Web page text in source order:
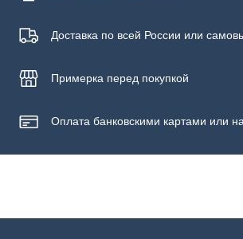
Доставка по всей России или
Примерка перед покупкой
Оплата банковскими картами или